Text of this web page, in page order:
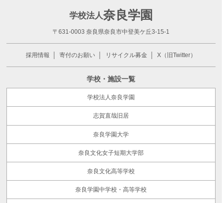
学校法人奈良学園
〒631-0003 奈良県奈良市中登美ケ丘3-15-1
採用情報 寄付のお願い リサイクル募金 X（旧Twitter）
学校・施設一覧
学校法人奈良学園
志賀直哉旧居
奈良学園大学
奈良文化女子短期大学部
奈良文化高等学校
奈良学園中学校・高等学校